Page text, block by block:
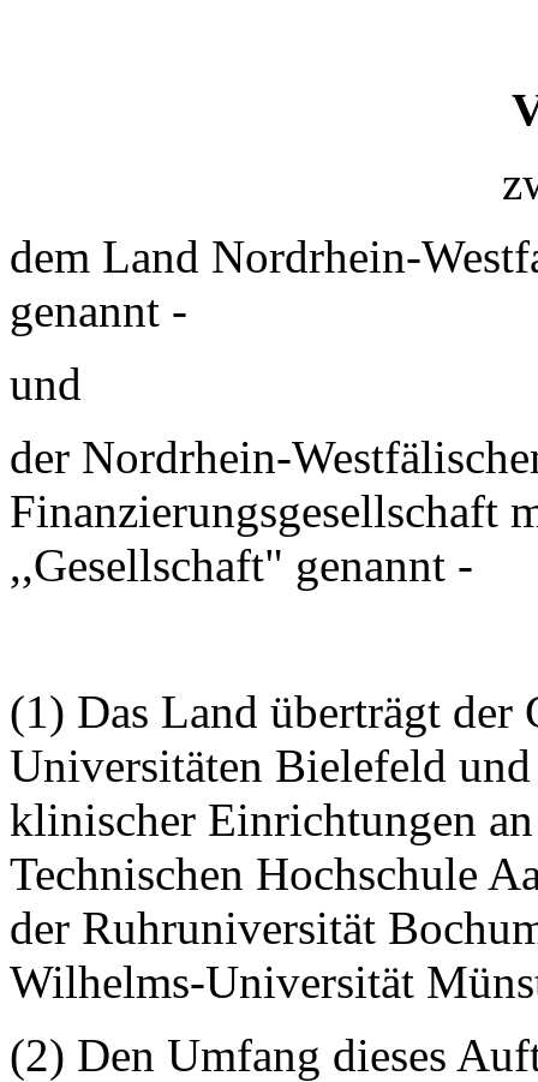
dem Land Nordrhein-
genannt -
und
der Nordrhein-
Finanzierungsgesellschaft
,,Gesellschaft" genannt -
(1) Das Land überträgt der
Universitäten Bielefeld
klinischer Einrichtungen
Technischen Hochschule
der Ruhruniversität
Wilhelms-Universität
(2) Den Umfang dieses